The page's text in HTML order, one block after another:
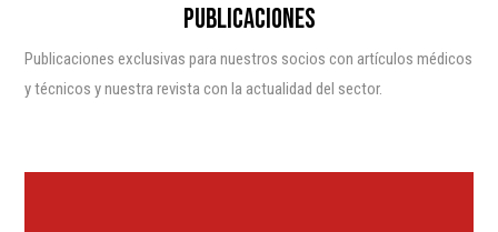
PUBLICACIONES
Publicaciones exclusivas para nuestros socios con artículos médicos
y técnicos y nuestra revista con la actualidad del sector.